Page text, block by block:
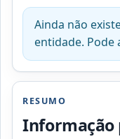
Ainda não
entidade. Pode
RESUMO
Informação